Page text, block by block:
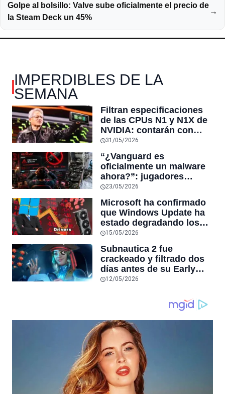
Golpe al bolsillo: Valve sube oficialmente el precio de
la Steam Deck un 45%
→
IMPERDIBLES DE LA
SEMANA
Filtran especificaciones
de las CPUs N1 y N1X de
NVIDIA: contarán con
hasta 20 núcleos Arm y el
en configuraciones de 12
y 10 núcleos
31/05/2026
“¿Vanguard es
oficialmente un malware
ahora?”: jugadores
reaccionan al sistema
VALORANT tras inutilizar
hardware usado por
cheaters
23/05/2026
Microsoft ha confirmado
que Windows Update ha
estado degradando los
controladores de GPU
más antiguos
15/05/2026
Subnautica 2 fue
crackeado y filtrado dos
días antes de su Early
Access en Steam,
tercera filtración grande
de la semana tras Forza
Horizon 6
12/05/2026